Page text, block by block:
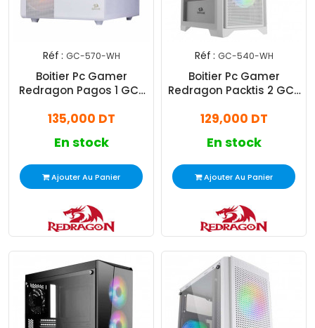
Réf : GC-570-WH
Boitier Pc Gamer
Redragon Pagos 1 GC-
Blanc
135,000 DT
En stock
Ajouter Au Panier
Réf : GC-540-WH
Boitier Pc Gamer
Redragon Packtis 2 GC-
Blanc
129,000 DT
En stock
Ajouter Au Panier